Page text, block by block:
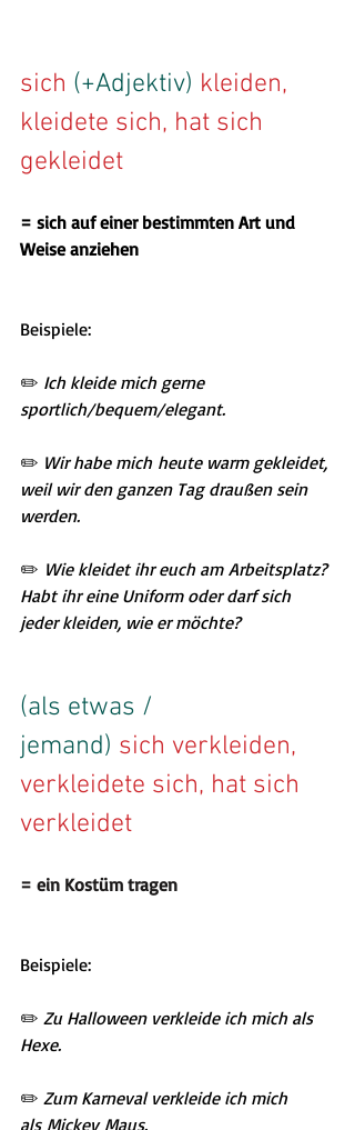
sich (+Adjektiv) kleiden,
kleidete sich, hat sich
gekleidet
= sich auf einer bestimmten Art und
Weise anziehen
Beispiele:
✏️ Ich kleide mich gerne
sportlich/bequem/elegant.
✏️ Wir habe mich heute warm gekleidet,
weil wir den ganzen Tag draußen sein
werden.
✏️ Wie kleidet ihr euch am Arbeitsplatz?
Habt ihr eine Uniform oder darf sich
jeder kleiden, wie er möchte?
(als etwas /
jemand) sich verkleiden,
verkleidete sich, hat sich
verkleidet
= ein Kostüm tragen
Beispiele:
✏️ Zu Halloween verkleide ich mich als
Hexe.
✏️ Zum Karneval verkleide ich mich
als Mickey Maus.